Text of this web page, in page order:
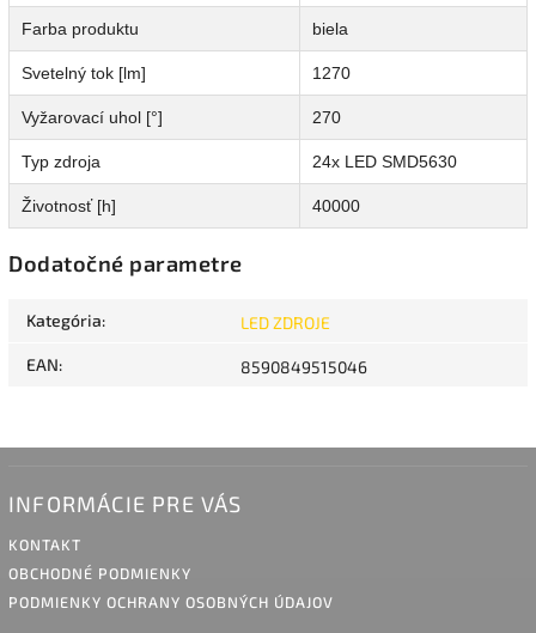
Farba produktu biela
Svetelný tok [lm] 1270
Vyžarovací uhol [°] 270
Typ zdroja 24x LED SMD5630
Životnosť [h] 40000
Dodatočné parametre
Kategória: LED ZDROJE
EAN: 8590849515046
INFORMÁCIE PRE VÁS
KONTAKT
OBCHODNÉ PODMIENKY
PODMIENKY OCHRANY OSOBNÝCH ÚDAJOV